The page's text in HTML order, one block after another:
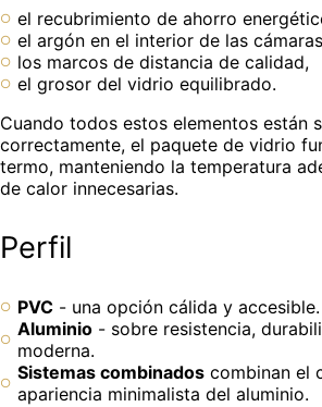
el recubrimiento de ahorro
el argón en el interior de las
los marcos de distancia de calidad,
el grosor del vidrio equilibrado.
Cuando todos estos elementos están
correctamente, el paquete de vidrio
termo, manteniendo la temperatura
de calor innecesarias.
Perfil
PVC - una opción cálida y accesible.
Aluminio - sobre resistencia,
moderna.
Sistemas combinados combinan el
apariencia minimalista del aluminio.